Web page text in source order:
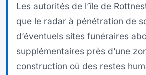
Les autorités de l’île de
que le radar à pénétration de
d’éventuels sites funéraires
supplémentaires près d’une
construction où des restes